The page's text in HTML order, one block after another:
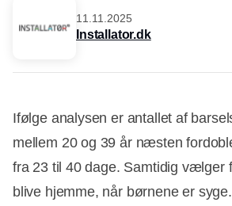
11.11.2025
Installator.dk
Ifølge analysen er antallet af
mellem 20 og 39 år næsten
fra 23 til 40 dage. Samtidig vælger
blive hjemme, når børnene er